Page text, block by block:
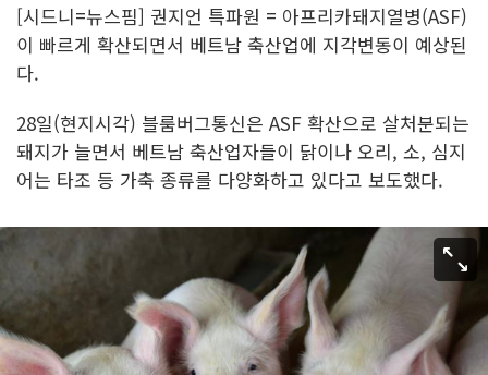
[시드니=뉴스핌] 권지언 특파원 = 아프리카돼지열병(ASF)
이 빠르게 확산되면서 베트남 축산업에 지각변동이 예상된
다.
28일(현지시각) 블룸버그통신은 ASF 확산으로 살처분되는
돼지가 늘면서 베트남 축산업자들이 닭이나 오리, 소, 심지
어는 타조 등 가축 종류를 다양화하고 있다고 보도했다.